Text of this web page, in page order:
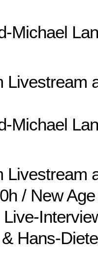
Michael
Livestream
Michael
Livestream
/ New
Hans-